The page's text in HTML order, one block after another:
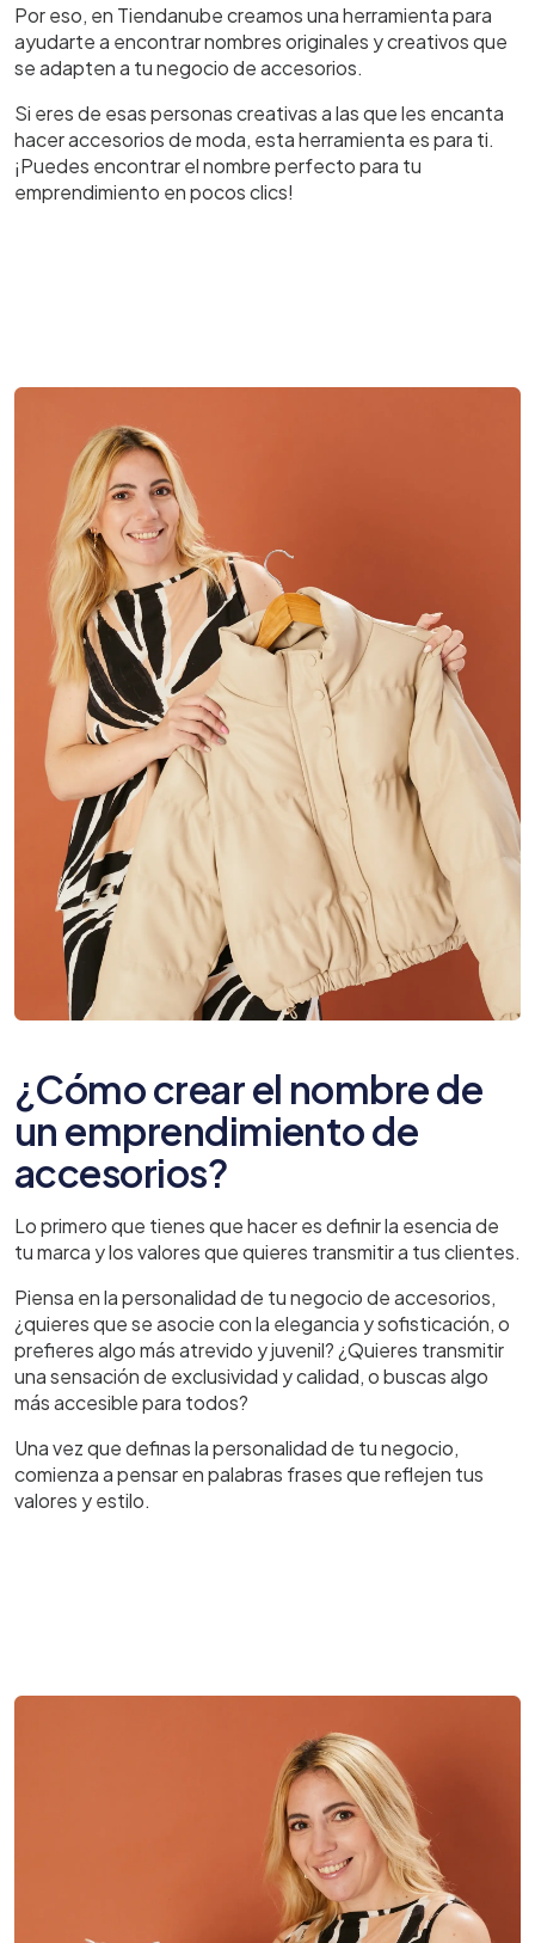
Por eso, en Tiendanube creamos una herramienta para
ayudarte a encontrar nombres originales y creativos que
se adapten a tu negocio de accesorios.
Si eres de esas personas creativas a las que les encanta
hacer accesorios de moda, esta herramienta es para ti.
¡Puedes encontrar el nombre perfecto para tu
emprendimiento en pocos clics!
¿Cómo crear el nombre de
un emprendimiento de
accesorios?
Lo primero que tienes que hacer es definir la esencia de
tu marca y los valores que quieres transmitir a tus clientes.
Piensa en la personalidad de tu negocio de accesorios,
¿quieres que se asocie con la elegancia y sofisticación, o
prefieres algo más atrevido y juvenil? ¿Quieres transmitir
una sensación de exclusividad y calidad, o buscas algo
más accesible para todos?
Una vez que definas la personalidad de tu negocio,
comienza a pensar en palabras frases que reflejen tus
valores y estilo.